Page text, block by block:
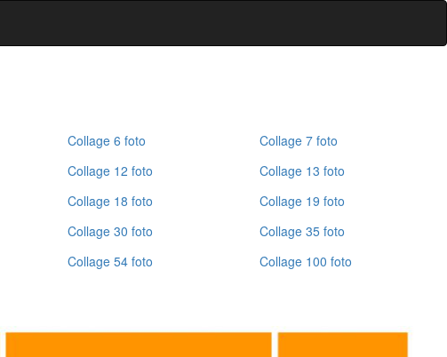
Collage 6 foto
Collage 7 foto
Collage 12 foto
Collage 13 foto
Collage 18 foto
Collage 19 foto
Collage 30 foto
Collage 35 foto
Collage 54 foto Collage 100 foto